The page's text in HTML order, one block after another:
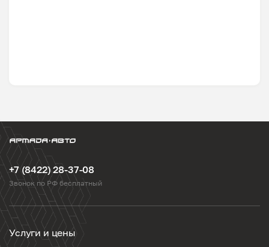
+7 (8422) 28-37-08
Звонок по РФ бесплатный
Услуги и цены